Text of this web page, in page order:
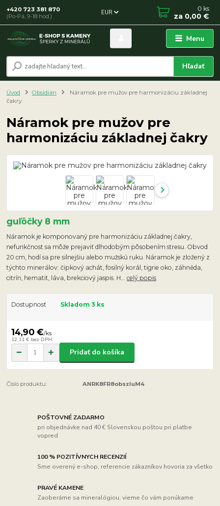
Menu
EUR
Hľadať
+420 723 381 870
(Po-Pá, 9-18 hod.)
0 ks
za 0,00 €
Úvod Obsidián
Náramok pre mužov pre harmonizáciu základnej
čakry
Náramok pre mužov pre
harmonizáciu základnej čakry
guľôčky 8 mm
Náramok je komponovaný pre harmonizáciu základnej čakry,
nefunkčnost sa môže prejaviť dlhodobým pôsobením stresu. Obvod
20 cm, hodí sa pre silnejšiu alebo mužskú ruku. Náramok je zložený z
týchto minerálov: čipkový achát, fosilný korál, tigrie oko, záhněda,
citrín, hematit, láva, brekciový jaspis. H...celý popis
Dostupnosť Skladom 3 ks
14,90 €/ks
12,11 € bez DPH
Pridať do košíka
Číslo produktu: ANRK8FR8obszluM4
POŠTOVNÉ ZADARMO
pri objednávke nad 40 € Slovenskou poštou pri platbe
vopred
100 % POZITÍVNYCH RECENZIÍ
Sme overený e-shop, referencie zákazníkov hovoria za všetko
PRAVÉ KAMENE
Zaoberáme sa mineralógiou, vieme čo vám ponúkame